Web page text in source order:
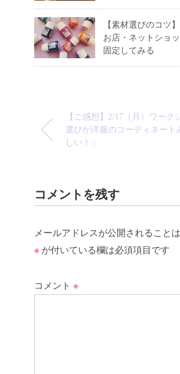
【素材選びのコツ
お店・ネットショ
固定してみる
【ご感想】2/17（月）ワーク
選びが洋服のコーディネート
しい！」
コメントを残す
メールアドレスが公開されること
※ が付いている欄は必須項目です
コメント ※